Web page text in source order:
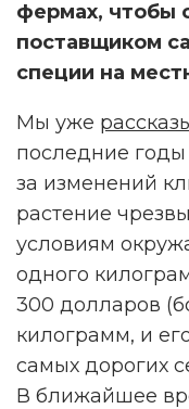
фермах, чтобы
поставщиком
специи на
Мы уже
последние
за изменений
растение
условиям
одного
300 долларов
килограмм, и
самых дорогих
В ближайшее